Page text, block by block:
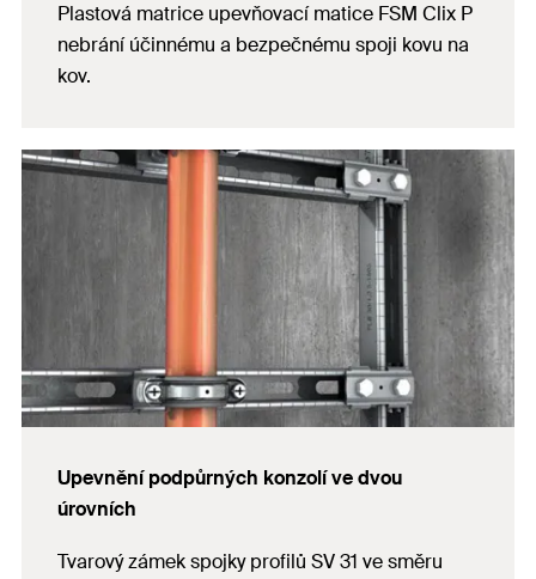
Plastová matrice upevňovací matice FSM Clix P
nebrání účinnému a bezpečnému spoji kovu na
kov.
Upevnění podpůrných konzolí ve dvou
úrovních
Tvarový zámek spojky profilů SV 31 ve směru